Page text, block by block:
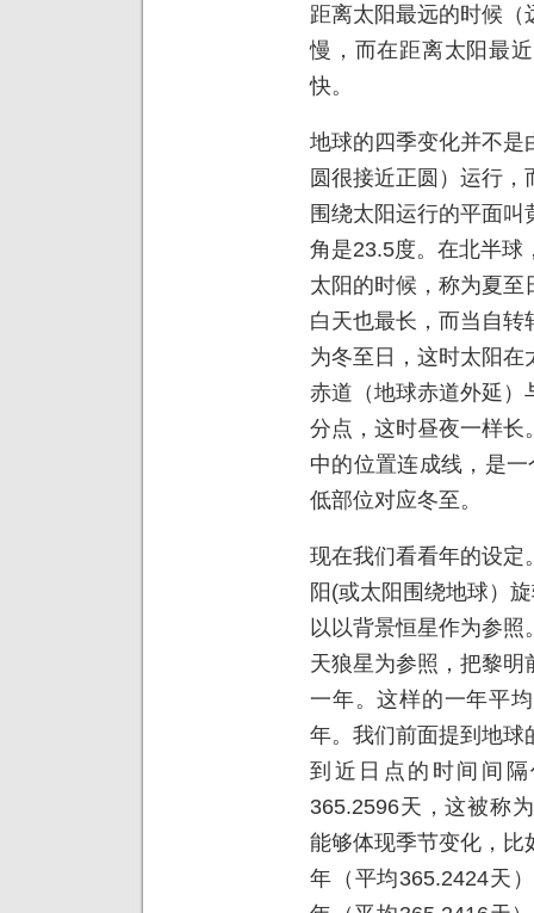
距离太阳最远的时候
慢，而在距离太阳最
快。
地球的四季变化并不是
圆很接近正圆）运行
围绕太阳运行的平面
角是23.5度。在北半球
太阳的时候，称为夏
白天也最长，而当自
为冬至日，这时太阳
赤道（地球赤道外延）
分点，这时昼夜一样长
中的位置连成线，是
低部位对应冬至。
现在我们看看年的设定
阳(或太阳围绕地球）
以以背景恒星作为参
天狼星为参照，把黎
一年。这样的一年平
年。我们前面提到地球
到近日点的时间间
365.2596天，这被称
能够体现季节变化，比
年（平均365.2424天